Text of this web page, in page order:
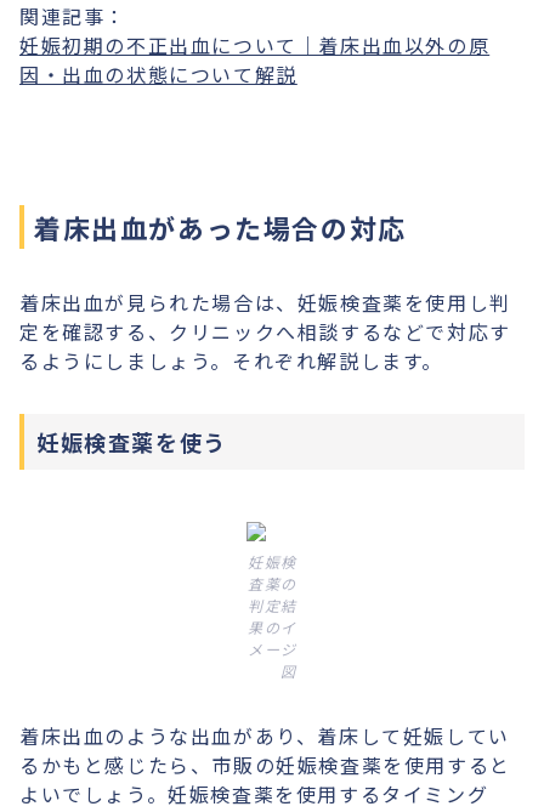
関連記事：
妊娠初期の不正出血について｜着床出血以外の原
因・出血の状態について解説
着床出血があった場合の対応
着床出血が見られた場合は、妊娠検査薬を使用し判
定を確認する、クリニックへ相談するなどで対応す
るようにしましょう。それぞれ解説します。
妊娠検査薬を使う
妊娠検
査薬の
判定結
果のイ
メージ
図
着床出血のような出血があり、着床して妊娠してい
るかもと感じたら、市販の妊娠検査薬を使用すると
よいでしょう。妊娠検査薬を使用するタイミング